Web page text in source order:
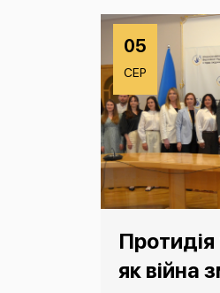
05
СЕР
Протидія
як війна